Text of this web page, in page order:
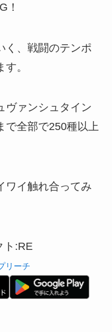
！
く、戦闘のテンポ
。
ヴァンシュタイン
で全部で250種以上
ワイ触れ合ってみ
ト:RE
リーチ